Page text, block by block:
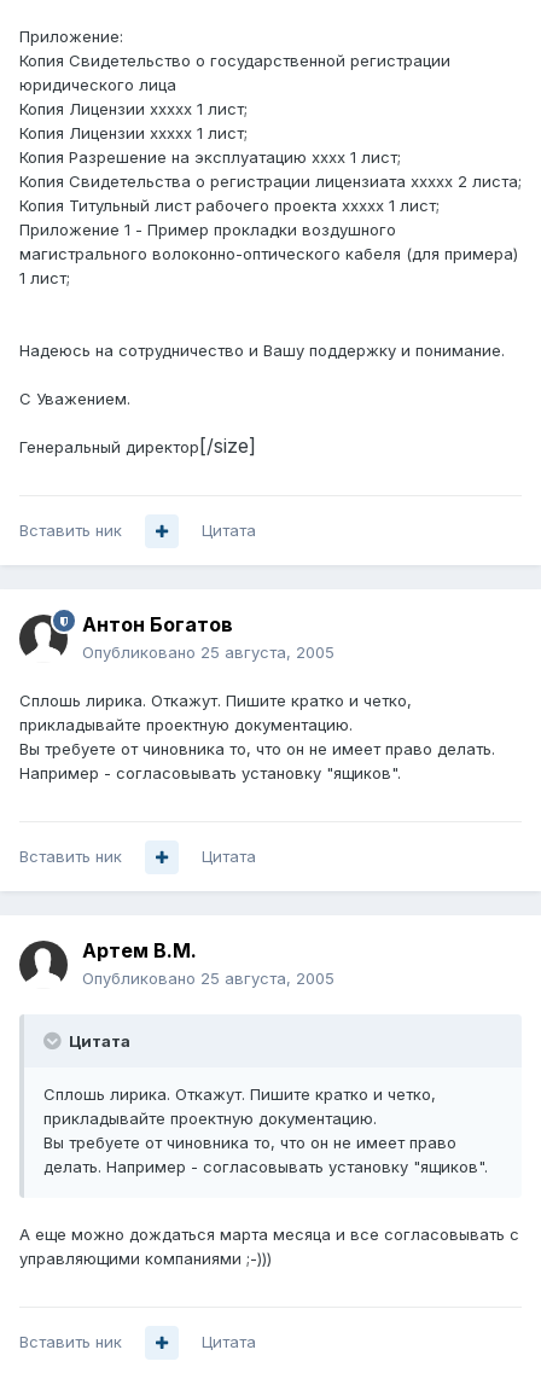
Приложение:
Копия Свидетельство о государственной регистрации
юридического лица
Копия Лицензии ххххх 1 лист;
Копия Лицензии ххххх 1 лист;
Копия Разрешение на эксплуатацию хххх 1 лист;
Копия Свидетельства о регистрации лицензиата ххххх 2 листа;
Копия Титульный лист рабочего проекта ххххх 1 лист;
Приложение 1 - Пример прокладки воздушного
магистрального волоконно-оптического кабеля (для примера)
1 лист;
Надеюсь на сотрудничество и Вашу поддержку и понимание.
С Уважением.
Генеральный директор [/size]
Вставить ник Цитата
Антон Богатов
Опубликовано 25 августа, 2005
Сплошь лирика. Откажут. Пишите кратко и четко,
прикладывайте проектную документацию.
Вы требуете от чиновника то, что он не имеет право делать.
Например - согласовывать установку "ящиков".
Вставить ник Цитата
Артем B.M.
Опубликовано 25 августа, 2005
Цитата
Сплошь лирика. Откажут. Пишите кратко и четко,
прикладывайте проектную документацию.
Вы требуете от чиновника то, что он не имеет право
делать. Например - согласовывать установку "ящиков".
А еще можно дождаться марта месяца и все согласовывать с
управляющими компаниями ;-)))
Вставить ник Цитата